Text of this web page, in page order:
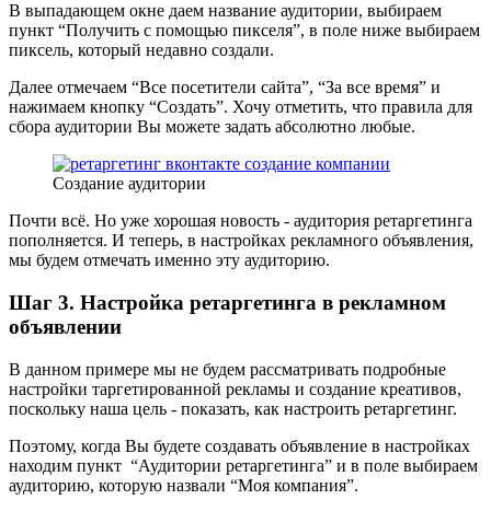
В выпадающем окне даем название аудитории, выбираем
пункт “Получить с помощью пикселя”, в поле ниже выбираем
пиксель, который недавно создали.
Далее отмечаем “Все посетители сайта”, “За все время” и
нажимаем кнопку “Создать”. Хочу отметить, что правила для
сбора аудитории Вы можете задать абсолютно любые.
Создание аудитории
Почти всё. Но уже хорошая новость - аудитория ретаргетинга
пополняется. И теперь, в настройках рекламного объявления,
мы будем отмечать именно эту аудиторию.
Шаг 3. Настройка ретаргетинга в рекламном
объявлении
В данном примере мы не будем рассматривать подробные
настройки таргетированной рекламы и создание креативов,
поскольку наша цель - показать, как настроить ретаргетинг.
Поэтому, когда Вы будете создавать объявление в настройках
находим пункт “Аудитории ретаргетинга” и в поле выбираем
аудиторию, которую назвали “Моя компания”.